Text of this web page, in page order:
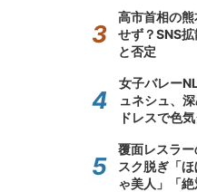
高市首相の
せず？SNS
と否定
女子バレー
ュネシュ、
ドレスで色
覆面レスラ
スク脱ぎ「
ゃ美人」「絶